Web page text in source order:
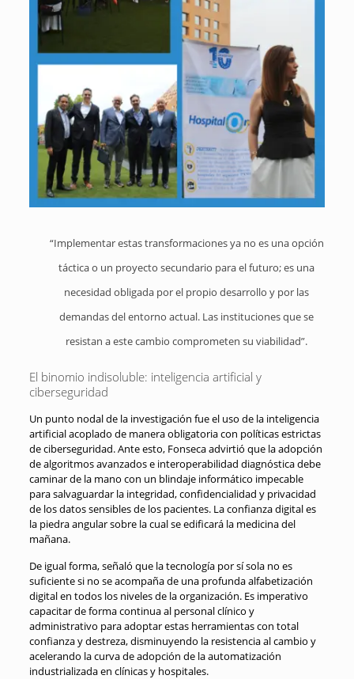
“Implementar estas transformaciones ya no es una opción
táctica o un proyecto secundario para el futuro; es una
necesidad obligada por el propio desarrollo y por las
demandas del entorno actual. Las instituciones que se
resistan a este cambio comprometen su viabilidad”.
El binomio indisoluble: inteligencia artificial y
ciberseguridad
Un punto nodal de la investigación fue el uso de la inteligencia
artificial acoplado de manera obligatoria con políticas estrictas
de ciberseguridad. Ante esto, Fonseca advirtió que la adopción
de algoritmos avanzados e interoperabilidad diagnóstica debe
caminar de la mano con un blindaje informático impecable
para salvaguardar la integridad, confidencialidad y privacidad
de los datos sensibles de los pacientes. La confianza digital es
la piedra angular sobre la cual se edificará la medicina del
mañana.
De igual forma, señaló que la tecnología por sí sola no es
suficiente si no se acompaña de una profunda alfabetización
digital en todos los niveles de la organización. Es imperativo
capacitar de forma continua al personal clínico y
administrativo para adoptar estas herramientas con total
confianza y destreza, disminuyendo la resistencia al cambio y
acelerando la curva de adopción de la automatización
industrializada en clínicas y hospitales.